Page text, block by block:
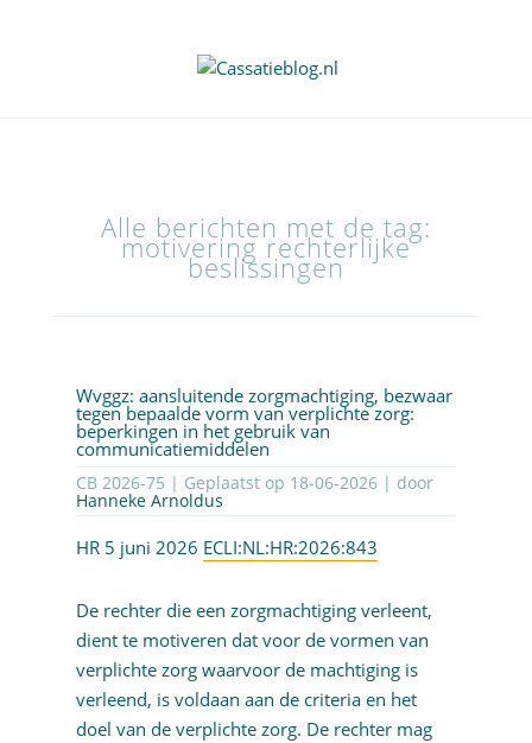
Alle berichten met de tag:
motivering rechterlijke
beslissingen
Wvggz: aansluitende zorgmachtiging, bezwaar
tegen bepaalde vorm van verplichte zorg:
beperkingen in het gebruik van
communicatiemiddelen
CB 2026-75 | Geplaatst op 18-06-2026| door
Hanneke Arnoldus
HR 5 juni 2026 ECLI:NL:HR:2026:843
De rechter die een zorgmachtiging verleent,
dient te motiveren dat voor de vormen van
verplichte zorg waarvoor de machtiging is
verleend, is voldaan aan de criteria en het
doel van de verplichte zorg. De rechter mag